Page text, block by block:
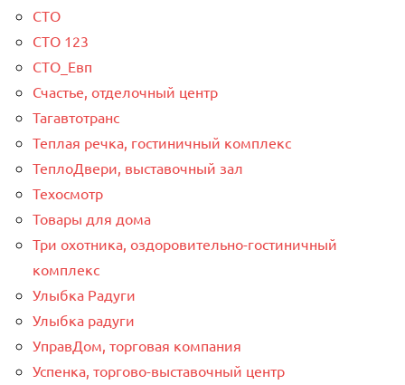
СТО
СТО 123
СТО_Евп
Счастье, отделочный центр
Тагавтотранс
Теплая речка, гостиничный комплекс
ТеплоДвери, выставочный зал
Техосмотр
Товары для дома
Три охотника, оздоровительно-гостиничный
комплекс
Улыбка Радуги
Улыбка радуги
УправДом, торговая компания
Успенка, торгово-выставочный центр